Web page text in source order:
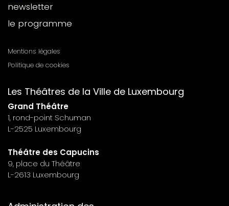
footer
n°6
newsletter
le programme
Menu
n°7
Mentions légales
Politique de cookies
Les Théâtres de la Ville de Luxembourg
Grand Théâtre
1, rond-point Schuman
L-2525 Luxembourg
Théâtre des Capucins
9, place du Théâtre
L-2613 Luxembourg